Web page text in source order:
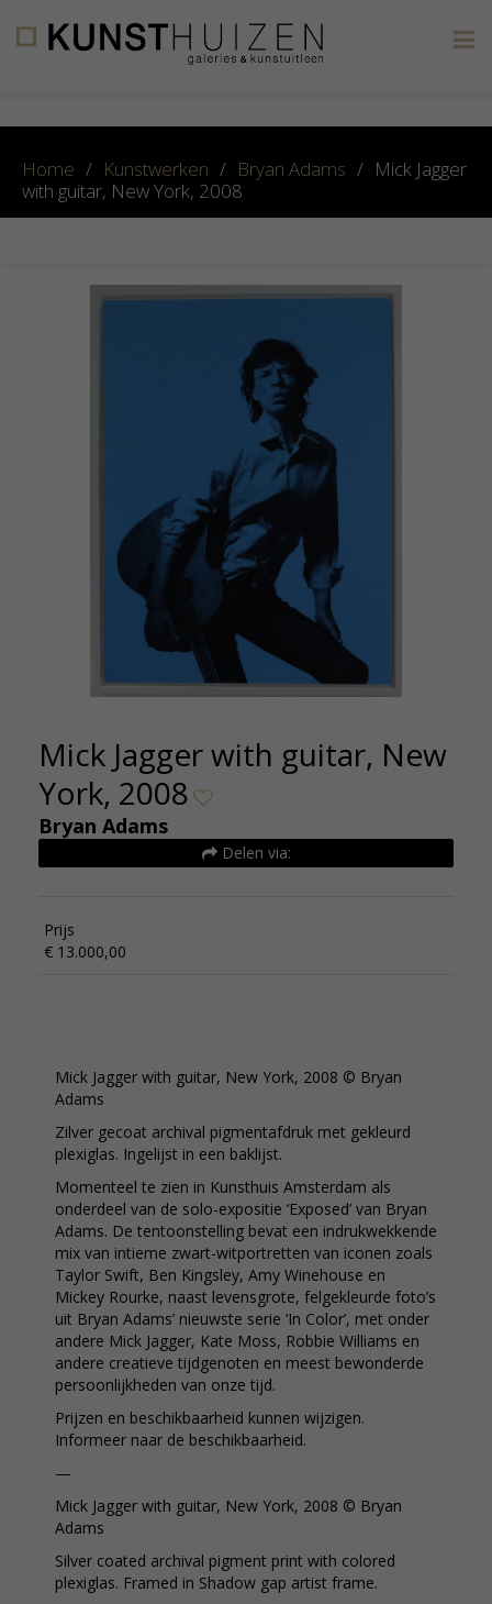
Home / Kunstwerken / Bryan Adams / Mick Jagger
with guitar, New York, 2008
Mick Jagger with guitar, New
York, 2008
Bryan Adams
Delen via:
Prijs
€ 13.000,00
Mick Jagger with guitar, New York, 2008 © Bryan
Adams
Zilver gecoat archival pigmentafdruk met gekleurd
plexiglas. Ingelijst in een baklijst.
Momenteel te zien in Kunsthuis Amsterdam als
onderdeel van de solo-expositie ‘Exposed’ van Bryan
Adams. De tentoonstelling bevat een indrukwekkende
mix van intieme zwart-witportretten van iconen zoals
Taylor Swift, Ben Kingsley, Amy Winehouse en
Mickey Rourke, naast levensgrote, felgekleurde foto’s
uit Bryan Adams’ nieuwste serie ‘In Color’, met onder
andere Mick Jagger, Kate Moss, Robbie Williams en
andere creatieve tijdgenoten en meest bewonderde
persoonlijkheden van onze tijd.
Prijzen en beschikbaarheid kunnen wijzigen.
Informeer naar de beschikbaarheid.
—
Mick Jagger with guitar, New York, 2008 © Bryan
Adams
Silver coated archival pigment print with colored
plexiglas. Framed in Shadow gap artist frame.